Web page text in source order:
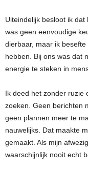
Uiteindelijk besloot ik
was geen eenvoudige
dierbaar, maar ik
hebben. Bij ons was dat
energie te steken in
Ik deed het zonder ruzie
zoeken. Geen berichten
geen plannen meer te
nauwelijks. Dat maakte
gemaakt. Als mijn
waarschijnlijk nooit echt